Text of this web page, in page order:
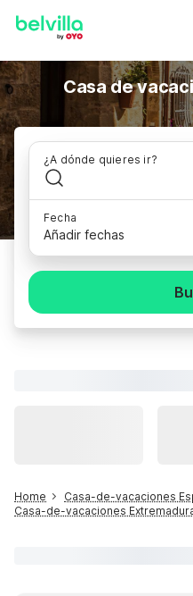
Casa de
¿A dónde quieres ir?
Fecha
Añadir fechas
Home
Casa-de-vacaciones
Casa-de-vacaciones